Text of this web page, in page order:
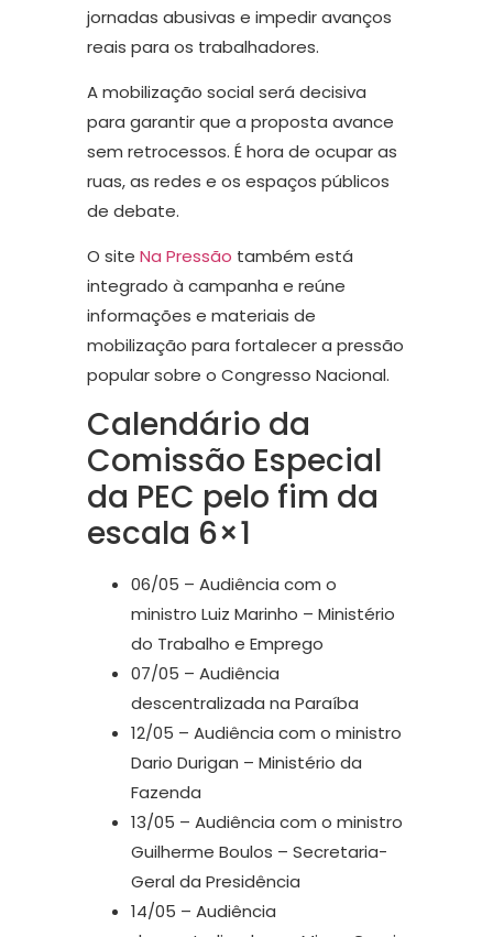
jornadas abusivas e impedir avanços
reais para os trabalhadores.
A mobilização social será decisiva
para garantir que a proposta avance
sem retrocessos. É hora de ocupar as
ruas, as redes e os espaços públicos
de debate.
O site Na Pressão também está
integrado à campanha e reúne
informações e materiais de
mobilização para fortalecer a pressão
popular sobre o Congresso Nacional.
Calendário da
Comissão Especial
da PEC pelo fim da
escala 6×1
06/05 – Audiência com o
ministro Luiz Marinho – Ministério
do Trabalho e Emprego
07/05 – Audiência
descentralizada na Paraíba
12/05 – Audiência com o ministro
Dario Durigan – Ministério da
Fazenda
13/05 – Audiência com o ministro
Guilherme Boulos – Secretaria-
Geral da Presidência
14/05 – Audiência